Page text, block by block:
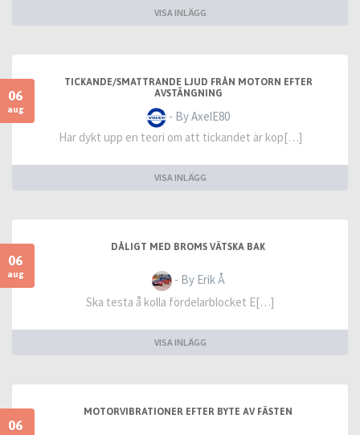
VISA INLÄGG
06
aug
TICKANDE/SMATTRANDE LJUD FRÅN MOTORN EFTER
AVSTÄNGNING
- By AxelE80
Har dykt upp en teori om att tickandet är kop[…]
VISA INLÄGG
06
aug
DÅLIGT MED BROMS VÄTSKA BAK
- By Erik Å
Ska testa å kolla fördelarblocket E[…]
VISA INLÄGG
06
MOTORVIBRATIONER EFTER BYTE AV FÄSTEN